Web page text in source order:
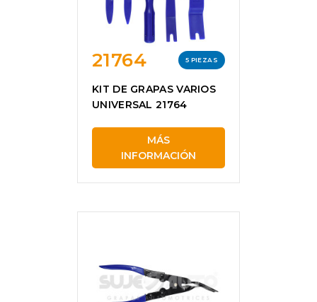
21764 5 PIEZAS
KIT DE GRAPAS VARIOS
UNIVERSAL 21764
MÁS
INFORMACIÓN